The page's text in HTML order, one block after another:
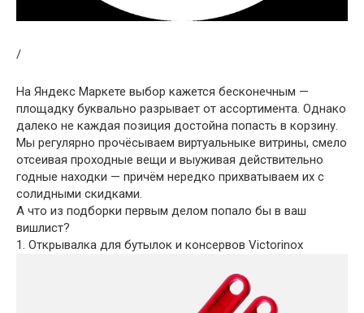
/
На Яндекс Маркете выбор кажется бесконечным —
площадку буквально разрывает от ассортимента. Однако
далеко не каждая позиция достойна попасть в корзину.
Мы регулярно прочёсываем виртуальныке витрины, смело
отсеивая проходные вещи и выуживая действительно
годные находки — причём нередко прихватываем их с
солидными скидками.
А что из подборки первым делом попало бы в ваш
вишлист?
1. Открывалка для бутылок и консервов Victorinox